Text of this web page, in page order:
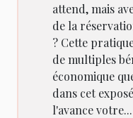
attend, mais
de la
? Cette
de multiples
économique
dans cet
l'avance votre...